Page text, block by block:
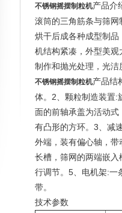
不锈钢摇摆制粒机产品介
滚筒的三角筋条与筛网
烘干后成各种成型制
机结构紧凑，外型美
制作和抛光处理，光洁
不锈钢摇摆制粒机产品结
体。2、颗粒制造装置:
面的前轴承盖为活动
有凸形的方环。3、减
外端，装有偏心轴，
长槽，筛网的两端嵌
行调节。5、电机架:一
带。
技术参数